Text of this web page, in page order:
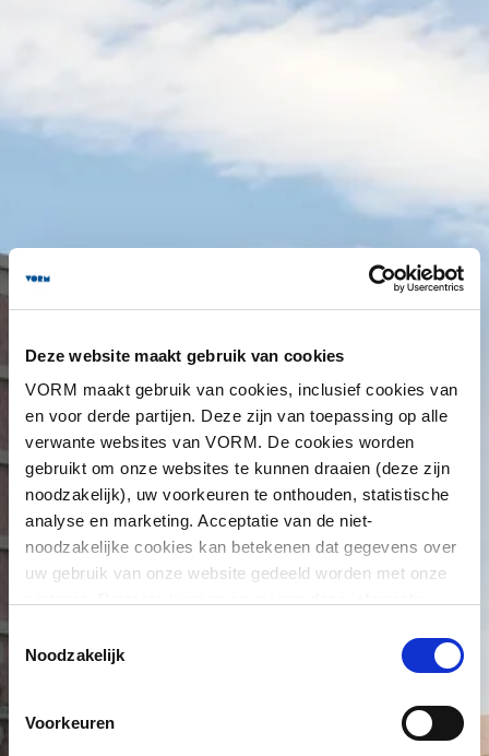
Deze website maakt gebruik van cookies
VORM maakt gebruik van cookies, inclusief cookies van
en voor derde partijen. Deze zijn van toepassing op alle
verwante websites van VORM. De cookies worden
gebruikt om onze websites te kunnen draaien (deze zijn
noodzakelijk), uw voorkeuren te onthouden, statistische
analyse en marketing. Acceptatie van de niet-
noodzakelijke cookies kan betekenen dat gegevens over
uw gebruik van onze website gedeeld worden met onze
of die zij hebben verzameld op basis van eerder gebruik
van hun diensten. Partners kunnen zich ook buiten de EU
bevinden. U kunt alle cookies accepteren, alleen de
noodzakelijke cookies accepteren of een selectie maken
Toestemmingsselectie
Noodzakelijk
Voorkeuren